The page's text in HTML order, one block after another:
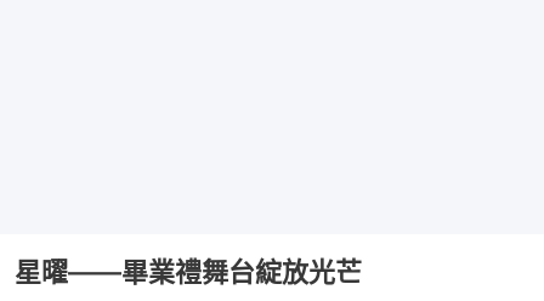
星曜——畢業禮舞台綻放光芒